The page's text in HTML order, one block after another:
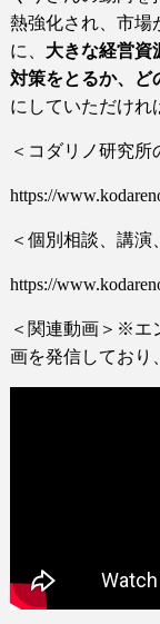
熱強化され、市場
に、 大きな経営資
対策をとるか、ど
にしていただけれ
＜コダリノ研究所
https://
＜個別相談、講演
https://
＜関連動画＞※エ
画を発信しており